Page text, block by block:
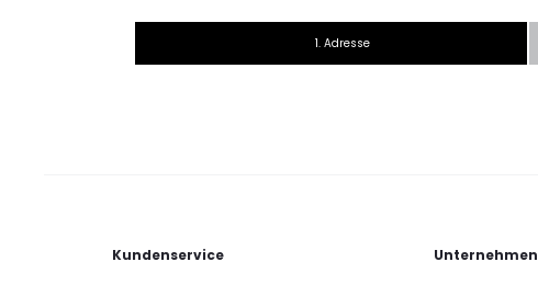
1. Adresse
Kundenservice Unternehmen